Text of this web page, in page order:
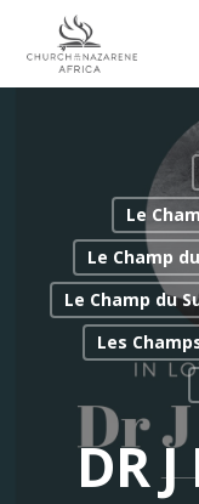
Hit enter to
Le
Le Champ
Le Champ du
Les
DR